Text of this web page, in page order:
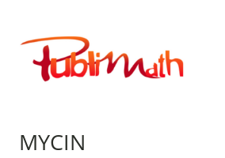
contenu
Publimath
MYCIN